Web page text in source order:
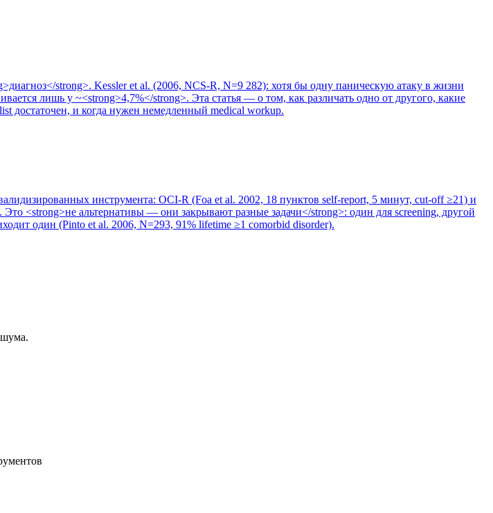
strong>. Kessler et al. (2006, NCS-R, N=9 282): хотя бы одну паническую атаку в жизни
лишь у ~<strong>4,7%</strong>. Эта статья — о том, как различать одно от другого, какие
достаточен, и когда нужен немедленный medical workup.
инструмента: OCI-R (Foa et al. 2002, 18 пунктов self-report, 5 минут, cut-off ≥21) и
<strong>не альтернативы — они закрывают разные задачи</strong>: один для screening, другой
один (Pinto et al. 2006, N=293, 91% lifetime ≥1 comorbid disorder).
шума.